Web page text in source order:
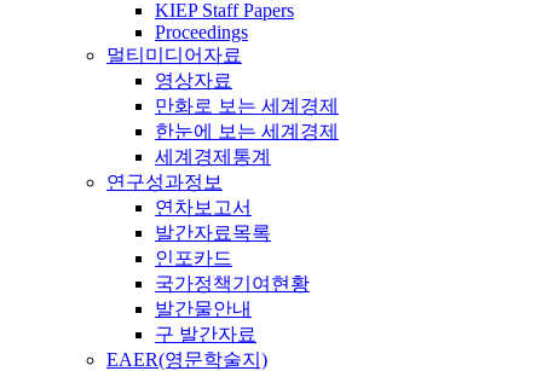
KIEP Staff Papers
Proceedings
멀티미디어자료
영상자료
만화로 보는 세계경제
한눈에 보는 세계경제
세계경제통계
연구성과정보
연차보고서
발간자료목록
인포카드
국가정책기여현황
발간물안내
구 발간자료
EAER(영문학술지)